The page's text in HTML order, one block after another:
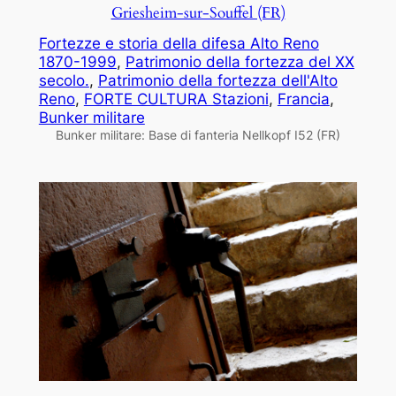
Griesheim-sur-Souffel (FR)
Fortezze e storia della difesa Alto Reno
1870-1999, Patrimonio della fortezza del XX
secolo., Patrimonio della fortezza dell'Alto
Reno, FORTE CULTURA Stazioni, Francia
Bunker militare
Bunker militare: Base di fanteria Nellkopf I52 (FR)